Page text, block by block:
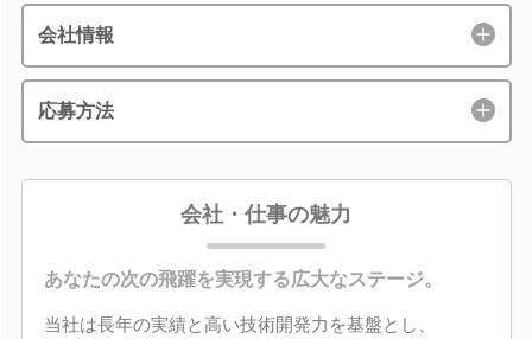
会社情報
応募方法
会社・仕事の魅力
あなたの次の飛躍を実現する広大なステージ。
当社は長年の実績と高い技術開発力を基盤とし、